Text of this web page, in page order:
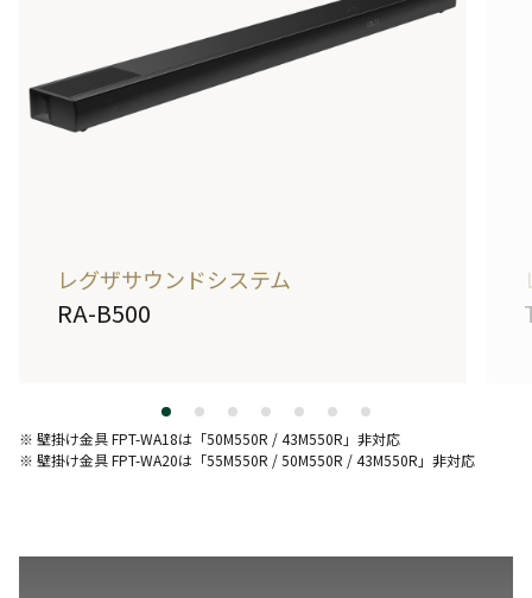
レグザサウンドシステム
RA-B500
※ 壁掛け金具 FPT-WA18は「50M550R / 43M550R 」非対応
※ 壁掛け金具 FPT-WA20は「55M550R /50M550R / 43M550R 」非対応